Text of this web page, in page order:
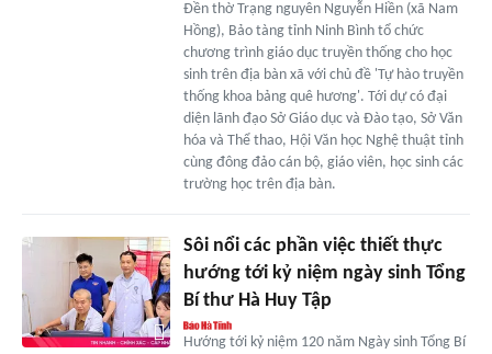
Đền thờ Trạng nguyên Nguyễn Hiền (xã Nam
Hồng), Bảo tàng tỉnh Ninh Bình tổ chức
chương trình giáo dục truyền thống cho học
sinh trên địa bàn xã với chủ đề 'Tự hào truyền
thống khoa bảng quê hương'. Tới dự có đại
diện lãnh đạo Sở Giáo dục và Đào tạo, Sở Văn
hóa và Thể thao, Hội Văn học Nghệ thuật tỉnh
cùng đông đảo cán bộ, giáo viên, học sinh các
trường học trên địa bàn.
Sôi nổi các phần việc thiết thực
hướng tới kỷ niệm ngày sinh Tổng
Bí thư Hà Huy Tập
Hướng tới kỷ niệm 120 năm Ngày sinh Tổng Bí